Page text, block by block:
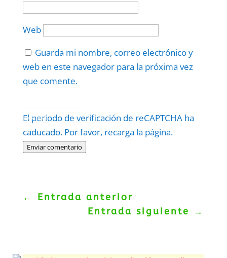
Web
Guarda mi nombre, correo electrónico y
web en este navegador para la próxima vez
que comente.
El periodo de verificación de reCAPTCHA ha
caducado. Por favor, recarga la página.
Enviar comentario
Politica–Términos.
← Entrada anterior
Entrada siguiente
→